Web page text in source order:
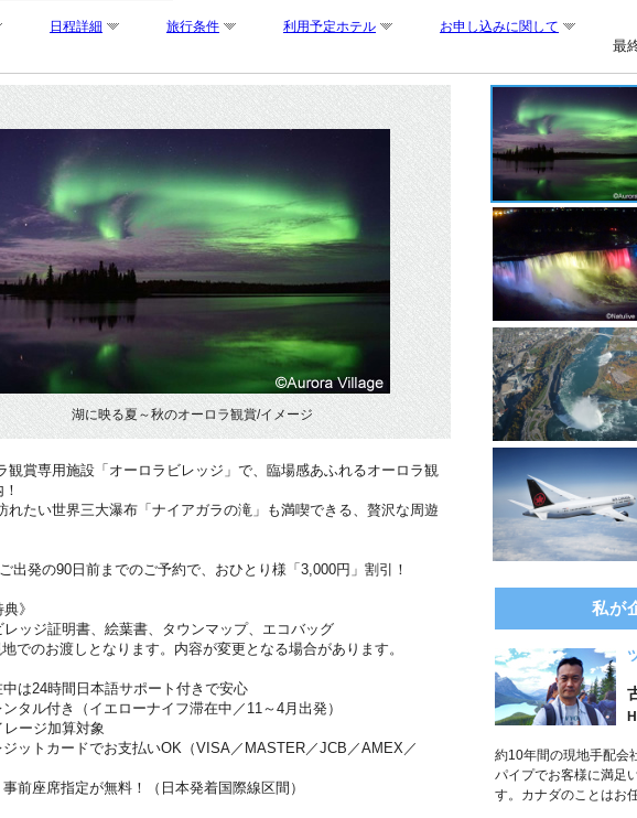
日程詳細 旅行条件 利用予定ホテル お申し込みに関して
最
湖に映る夏～秋のオーロラ観賞/イメージ
賞専用施設「オーロラビレッジ」で、臨場感あふれるオーロラ観
たい世界三大瀑布「ナイアガラの滝」も満喫できる、贅沢な周遊
ご出発の90日前までのご予約で、おひとり様「3,000円」割引！
》
レッジ証明書、絵葉書、タウンマップ、エコバッグ
でのお渡しとなります。内容が変更となる場合があります。
は24時間日本語サポート付きで安心
タル付き（イエローナイフ滞在中／11～4月出発）
ージ加算対象
ットカードでお支払いOK（VISA／MASTER／JCB／AMEX／
前座席指定が無料！（日本発着国際線区間）
私が
約10年間の現地手配会
パイプでお客様に満足
す。カナダのことはお